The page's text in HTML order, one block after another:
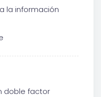
la información
doble factor